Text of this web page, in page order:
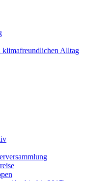
klimafreundlichen Alltag